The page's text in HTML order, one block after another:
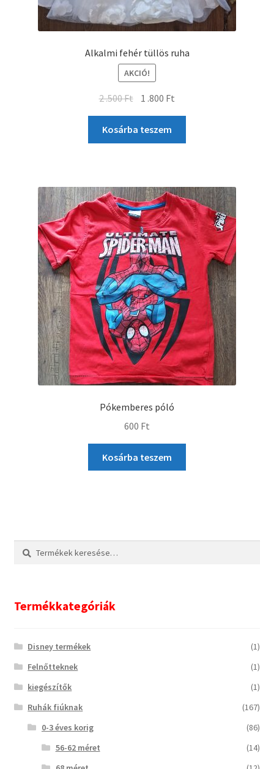
Alkalmi fehér tüllös ruha
AKCIÓ!
2 .500Ft 1 .800 Ft
Kosárba teszem
Pókemberes póló
600 Ft
Kosárba teszem
Keresés
Keresés
Termékkategóriák
Disney termékek
(1)
Felnőtteknek
(1)
kiegészítők
(1)
Ruhák fiúknak
(167)
0-3 éves korig
(86)
56-62 méret
(14)